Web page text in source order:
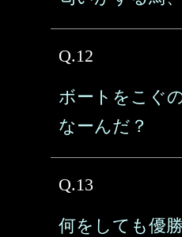
Q.12
ボートをこぐ
なーんだ？
Q.13
何をしても優